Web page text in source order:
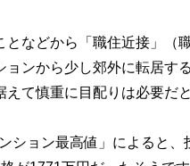
などから「職住近接」（
ョンから少し郊外に転居
て慎重に目配りは必要だ
ション最高値」によると